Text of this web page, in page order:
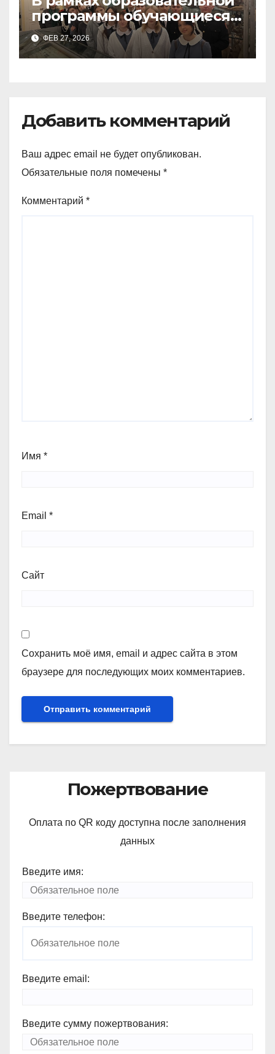
программы обучающиеся
9а,8,9б классов посетили
зоологический музей и
ФЕВ 27, 2026
Добавить комментарий
Ваш адрес email не будет опубликован.
Обязательные поля помечены *
Комментарий *
Имя *
Email *
Сайт
Сохранить моё имя, email и адрес сайта в этом
браузере для последующих моих комментариев.
Пожертвование
Оплата по QR коду доступна после заполнения
данных
Введите имя:
Введите телефон:
Введите email:
Введите сумму пожертвования: